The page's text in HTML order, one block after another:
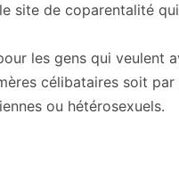
site de coparentalité
les gens qui veulent
célibataires soit
ou hétérosexuels.